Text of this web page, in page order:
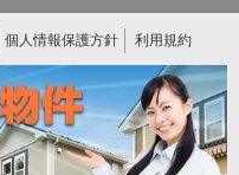
個人情報保護方針 利用規約